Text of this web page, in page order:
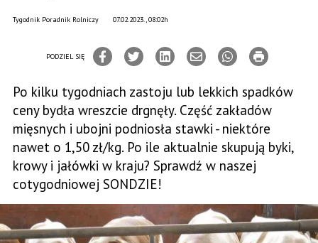
07.02.2023., 08:02h
Tygodnik Poradnik Rolniczy
PODZIEL SIĘ
Po kilku tygodniach zastoju lub lekkich spadków
ceny bydła wreszcie drgnęły. Część zakładów
mięsnych i ubojni podniosła stawki - niektóre
nawet o 1,50 zł/kg. Po ile aktualnie skupują byki,
krowy i jałówki w kraju? Sprawdź w naszej
cotygodniowej SONDZIE!